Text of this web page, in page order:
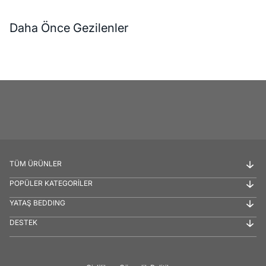
Daha Önce Gezilenler
TÜM ÜRÜNLER
POPÜLER KATEGORİLER
YATAŞ BEDDING
DESTEK